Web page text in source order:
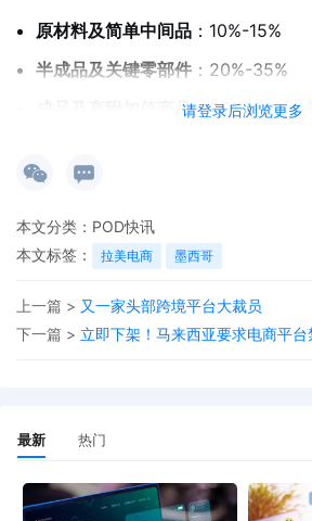
请登录后浏览更多
原材料及简单中间品 ：10%-15%
半成品及关键零部件 ：20%-35%
成品及高附加值商品：35%-50%（
钢铁、塑料、服装、玩具
等行业。数
向墨西哥出口汽车及零部件总额已突破
成为中国汽车最大海外市场。
减少进口依赖，扶持本土制造业发展
预计每年为财政增加37.6亿美元收入
本文分类： POD快讯
本文标签：
拉美电商 墨西哥
上一篇 > 又一家头部跨境平台大裁员
下一篇 > 立即下架！马来西亚要求电商平台
最新 热门